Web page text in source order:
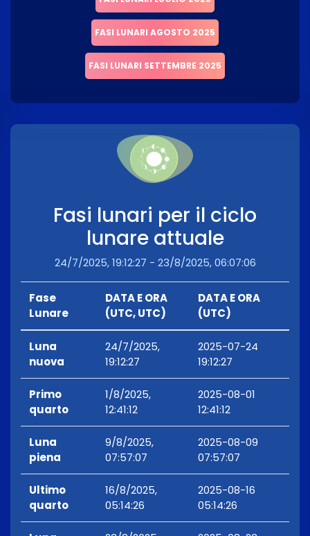
FASI LUNARI AGOSTO 2025
FASI LUNARI SETTEMBRE 2025
Fasi lunari per il ciclo
lunare attuale
24/7/2025, 19:12:27 - 23/8/2025, 06:07:06
Fase
Lunare
DATA E ORA
(UTC, UTC)
DATA E ORA
(UTC)
Luna
nuova
24/7/2025,
19:12:27
2025-07-24
19:12:27
Primo
quarto
1/8/2025,
12:41:12
2025-08-01
12:41:12
Luna
piena
9/8/2025,
07:57:07
2025-08-09
07:57:07
Ultimo
quarto
16/8/2025,
05:14:26
2025-08-16
05:14:26